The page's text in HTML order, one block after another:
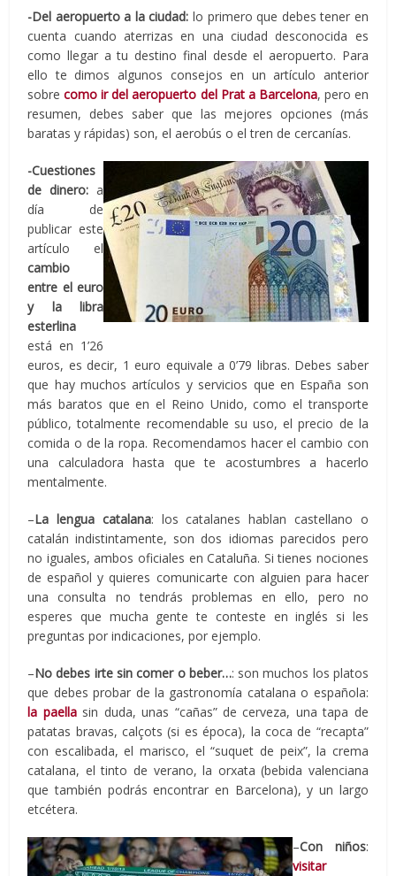
-Del aeropuerto a la ciudad: lo primero que debes tener en
cuenta cuando aterrizas en una ciudad desconocida es
como llegar a tu destino final desde el aeropuerto. Para
ello te dimos algunos consejos en un artículo anterior
sobrecomo ir del aeropuerto del Prat a Barcelona, pero en
resumen, debes saber que las mejores opciones (más
baratas y rápidas) son, el aerobús o el tren de cercanías.
-Cuestiones
de dinero: a
día de
publicar este
artículo el
cambio
entre el euro
y la libra
esterlina
está en 1’26
euros, es decir, 1 euro equivale a 0’79 libras. Debes saber
que hay muchos artículos y servicios que en España son
más baratos que en el Reino Unido, como el transporte
público, totalmente recomendable su uso, el precio de la
comida o de la ropa. Recomendamos hacer el cambio con
una calculadora hasta que te acostumbres a hacerlo
mentalmente.
–La lengua catalana: los catalanes hablan castellano o
catalán indistintamente, son dos idiomas parecidos pero
no iguales, ambos oficiales en Cataluña. Si tienes nociones
de español y quieres comunicarte con alguien para hacer
una consulta no tendrás problemas en ello, pero no
esperes que mucha gente te conteste en inglés si les
preguntas por indicaciones, por ejemplo.
–No debes irte sin comer o beber…: son muchos los platos
que debes probar de la gastronomía catalana o española:
la paellasin duda, unas “cañas” de cerveza, una tapa de
patatas bravas, calçots (si es época), la coca de “recapta”
con escalibada, el marisco, el “suquet de peix”, la crema
catalana, el tinto de verano, la orxata (bebida valenciana
que también podrás encontrar en Barcelona), y un largo
etcétera.
–Con niños:
visitar